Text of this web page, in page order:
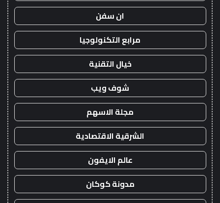
ان سفن
مرابع التكنولوجيا
خيال التقنية
شوف ويب
مجلة الاسهم
الشرقية الاقتصادية
عالم الايفون
مدونة كوكان